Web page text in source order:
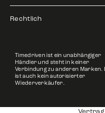
Rechtlich
Timedriven ist ein unabhängiger
Händler und steht in keiner
Verbindung zu anderen Marken.
ist auch kein autorisierter
Wiederverkäufer.